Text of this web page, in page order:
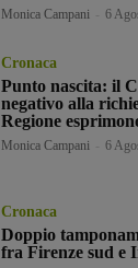
Monica Campani 6
Cronaca
Punto nascita: il
negativo alla
Regione
Monica Campani 6
Cronaca
Doppio
fra Firenze sud e